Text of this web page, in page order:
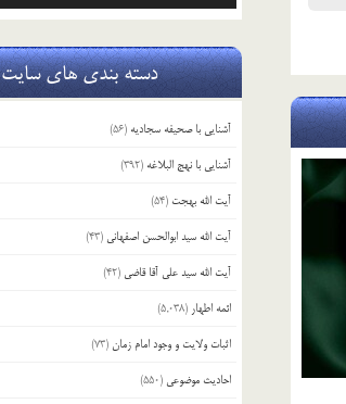
دسته بندی های سایت
آشنایی با صحیفه سجادیه (56)
آشنایی با نهج البلاغه (392)
آیت الله بهجت (54)
آیت الله سید ابوالحسن اصفهانی (43)
آیت الله سید علی آقا قاضی (42)
ائمه اطهار (5,038)
اثبات ولایت و وجود امام زمان(73)
احادیث موضوعی (550)